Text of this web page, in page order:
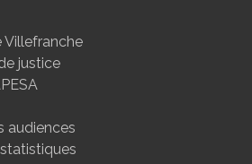
Villefranche
justice
audiences